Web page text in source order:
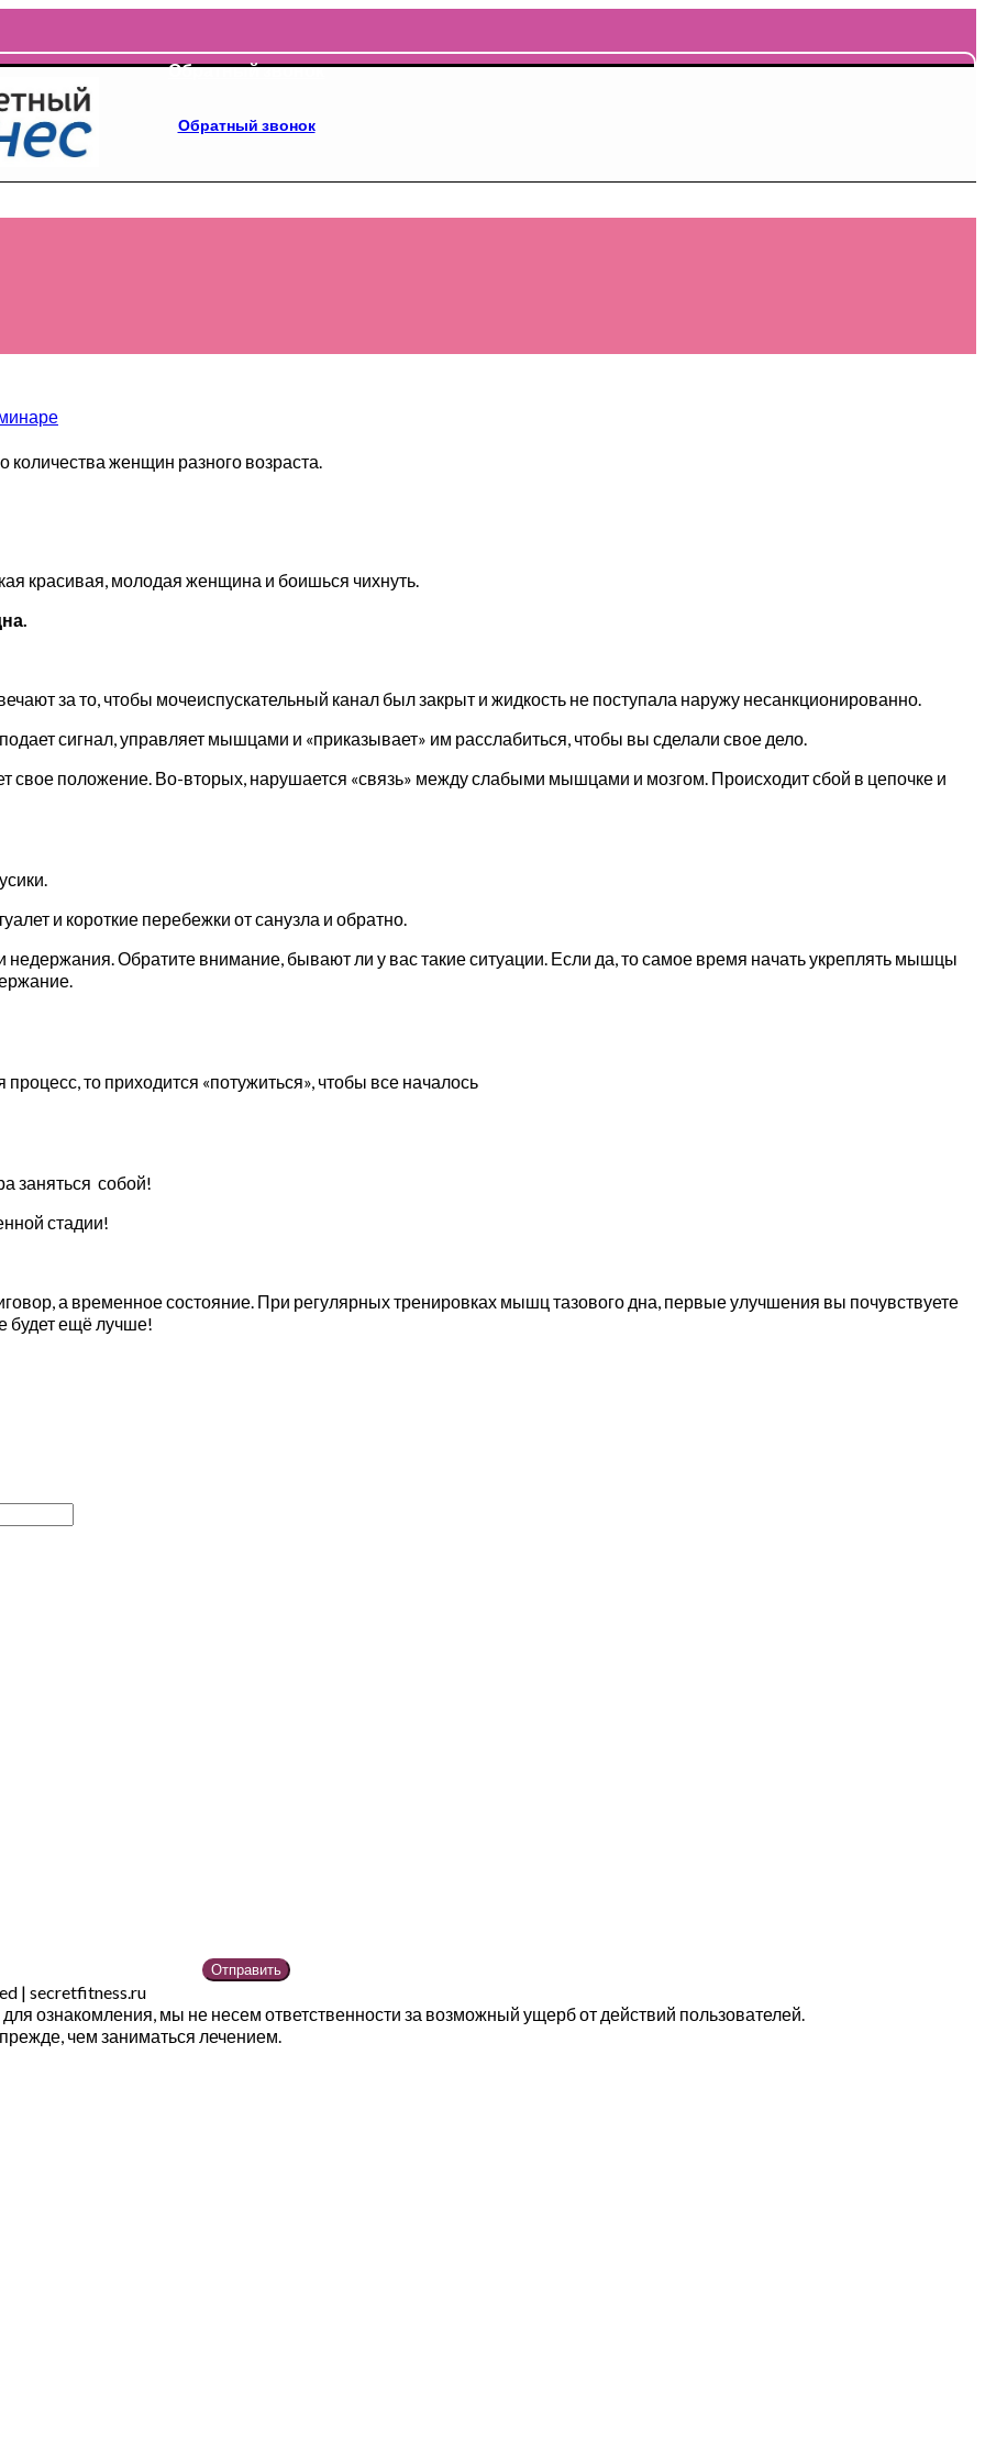
Обратный звонок
Обратный звонок
количества женщин разного возраста.
красивая, молодая женщина и боишься чихнуть.
за то, чтобы мочеиспускательный канал был закрыт и жидкость не поступала наружу несанкционированно.
сигнал, управляет мышцами и «приказывает» им расслабиться, чтобы вы сделали свое дело.
положение. Во-вторых, нарушается «связь» между слабыми мышцами и мозгом. Происходит сбой в цепочке и
и короткие перебежки от санузла и обратно.
Обратите внимание, бывают ли у вас такие ситуации. Если да, то самое время начать укреплять мышцы
то приходится «потужиться», чтобы все началось
заняться собой!
стадии!
а временное состояние. При регулярных тренировках мышц тазового дна, первые улучшения вы почувствуете
будет ещё лучше!
| secretfitness.ru
ознакомления, мы не несем ответственности за возможный ущерб от действий пользователей.
чем заниматься лечением.